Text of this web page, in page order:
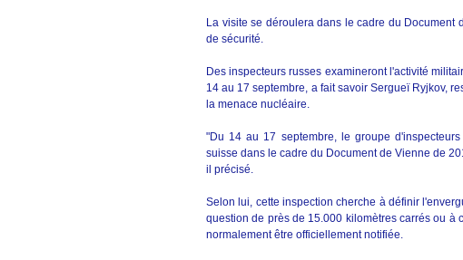
La visite se déroulera dans le cadre du
de sécurité.
Des inspecteurs russes examineront l'activité
14 au 17 septembre, a fait savoir Sergueï Ryjkov,
la menace nucléaire.
"Du 14 au 17 septembre, le groupe
suisse dans le cadre du Document de Vienne de
il précisé.
Selon lui, cette inspection cherche à définir
question de près de 15.000 kilomètres carrés ou à
normalement être officiellement notifiée.